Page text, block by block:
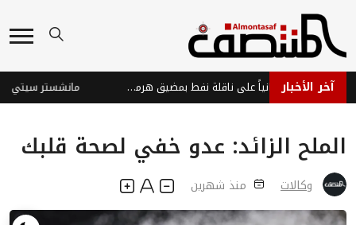
آخر الأخبار الإمارات تدين هجوماً إيرانياً على ناقلة نفط بمضيق هرمز وتؤكد تهديده لأمن الطاقة العالمي
الملح الزائد: عدو خفي لصحة قلبك
وكالات منذ شهرين